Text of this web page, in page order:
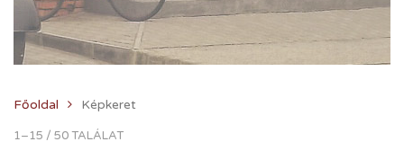
Főoldal Képkeret
1–15 / 50 TALÁLAT